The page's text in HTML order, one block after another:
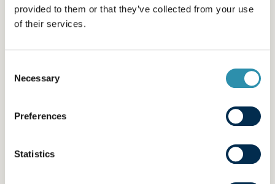
provided to them or that they’ve collected from your use
of their services.
Selection
Necessary
Preferences
Statistics
couvercle de 800 g
Derrière chaque pot, il y a un